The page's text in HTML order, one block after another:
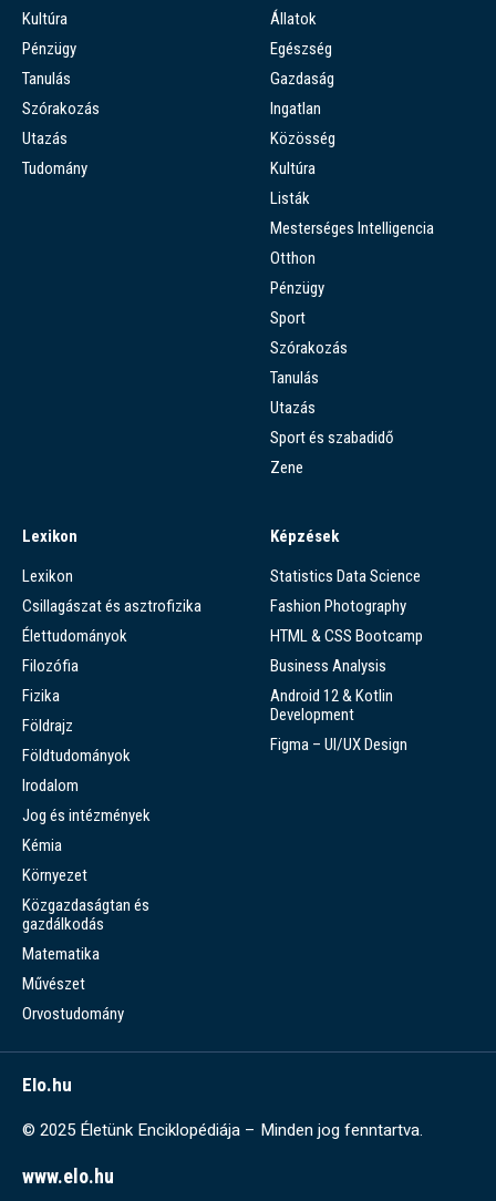
Kultúra
Pénzügy
Tanulás
Szórakozás
Utazás
Tudomány
Állatok
Egészség
Gazdaság
Ingatlan
Közösség
Kultúra
Listák
Mesterséges Intelligencia
Otthon
Pénzügy
Sport
Szórakozás
Tanulás
Utazás
Sport és szabadidő
Zene
Lexikon
Lexikon
Csillagászat és asztrofizika
Élettudományok
Filozófia
Fizika
Földrajz
Földtudományok
Irodalom
Jog és intézmények
Kémia
Környezet
Közgazdaságtan és
gazdálkodás
Matematika
Művészet
Orvostudomány
Képzések
Statistics Data Science
Fashion Photography
HTML & CSS Bootcamp
Business Analysis
Android 12 & Kotlin
Development
Figma – UI/UX Design
Elo.hu
© 2025 Életünk Enciklopédiája – Minden jog fenntartva.
www.elo.hu